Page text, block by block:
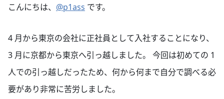
こんにちは、 @p1ass です。
4 月から東京の会社に正社員として入社することになり、
3 月に京都から東京へ引っ越しました。 今回は初めての 1
人での引っ越しだったため、何から何まで自分で調べる必
要があり非常に苦労しました。